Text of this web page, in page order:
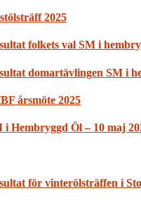
2025
folkets val SM i
domartävlingen SM i
årsmöte 2025
i Hembryggd Öl – 10 maj
för vinterölsträffen i